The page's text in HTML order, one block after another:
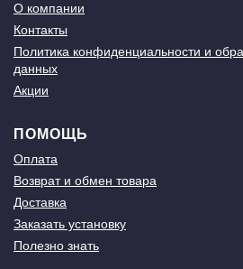
О компании
Контакты
Политика конфиденциальности и
данных
Акции
ПОМОЩЬ
Оплата
Возврат и обмен товара
Доставка
Заказать установку
Полезно знать